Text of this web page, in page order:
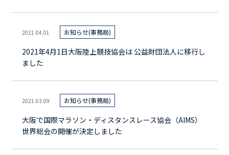
2021.04.01 お知らせ(事務局)
2021年4月1日大阪陸上競技協会は 公益財団法人に移行し
ました
2021.03.09 お知らせ(事務局)
大阪で国際マラソン・ディスタンスレース協会（AIMS）
世界総会の開催が決定しました